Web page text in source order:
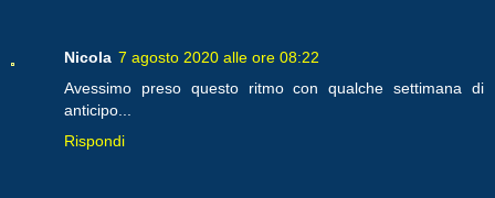
Nicola 7 agosto 2020 alle ore 08:22
Avessimo preso questo ritmo con qualche settimana di
anticipo...
Rispondi